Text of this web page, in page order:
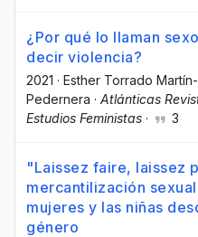
¿Por qué lo llaman
decir violencia?
2021 · Esther Torrado
Pedernera · Atlánticas
Estudios Feministas · 3
"Laissez faire, laissez
mercantilización
mujeres y las niñas
género